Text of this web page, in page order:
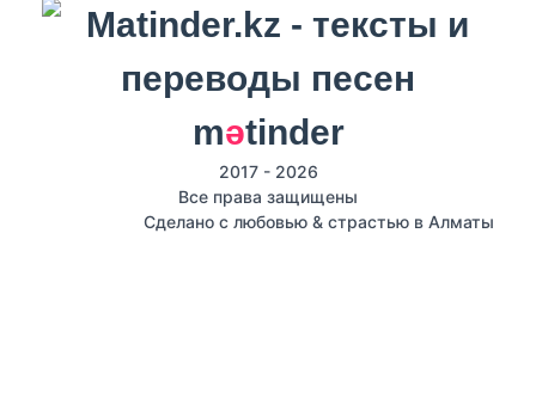
mәtinder
2017 - 2026
Все права защищены
Сделано с любовью & страстью в Алматы